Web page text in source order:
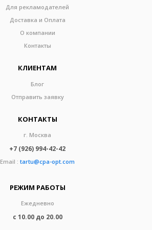
Для рекламодателей
Доставка и Оплата
О компании
Контакты
КЛИЕНТАМ
Блог
Отправить заявку
КОНТАКТЫ
г. Москва
+7 (926) 994-42-42
Email : tartu@cpa-opt.com
РЕЖИМ РАБОТЫ
Ежедневно
с 10.00 до 20.00